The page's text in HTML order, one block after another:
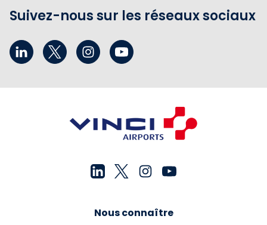
Suivez-nous sur les réseaux sociaux
Nous connaître